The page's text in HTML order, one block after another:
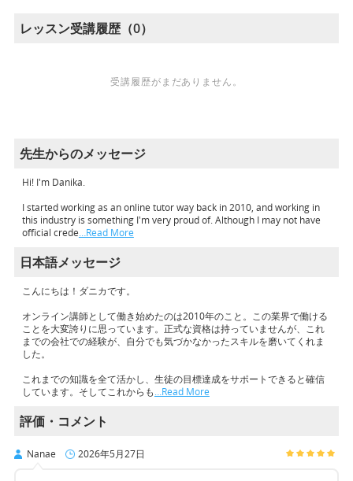
レッスン受講履歴（0）
受講履歴がまだありません。
先生からのメッセージ
Hi! I'm Danika.
I started working as an online tutor way back in 2010, and working in
this industry is something I'm very proud of. Although I may not have
official crede…Read More
日本語メッセージ
こんにちは！ダニカです。
オンライン講師として働き始めたのは2010年のこと。この業界で働ける
ことを大変誇りに思っています。正式な資格は持っていませんが、これ
までの会社での経験が、自分でも気づかなかったスキルを磨いてくれま
した。
これまでの知識を全て活かし、生徒の目標達成をサポートできると確信
しています。そしてこれからも…Read More
評価・コメント
Nanae 2026年5月27日